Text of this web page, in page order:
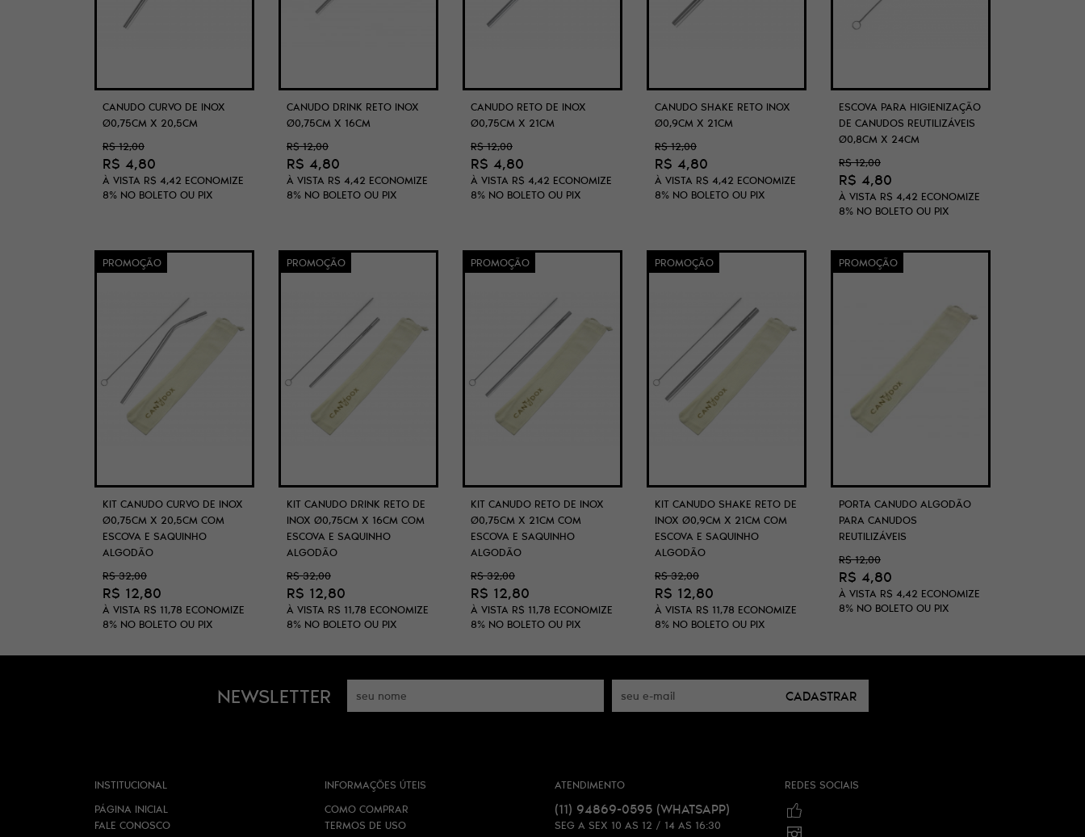
CANUDO CURVO DE INOX
Ø0,75CM X 20,5CM
R$ 12,00
R$ 4,80
À VISTA R$ 4,42 ECONOMIZE
8% NO BOLETO OU PIX
CANUDO DRINK RETO INOX
Ø0,75CM X 16CM
R$ 12,00
R$ 4,80
À VISTA R$ 4,42 ECONOMIZE
8% NO BOLETO OU PIX
CANUDO RETO DE INOX
Ø0,75CM X 21CM
R$ 12,00
R$ 4,80
À VISTA R$ 4,42 ECONOMIZE
8% NO BOLETO OU PIX
CANUDO SHAKE RETO INOX
Ø0,9CM X 21CM
R$ 12,00
R$ 4,80
À VISTA R$ 4,42 ECONOMIZE
8% NO BOLETO OU PIX
ESCOVA PARA HIGIENIZAÇÃO
DE CANUDOS REUTILIZÁVEIS
Ø0,8CM X 24CM
R$ 12,00
R$ 4,80
À VISTA R$ 4,42 ECONOMIZE
8% NO BOLETO OU PIX
PROMOÇÃO
KIT CANUDO CURVO DE INOX
Ø0,75CM X 20,5CM COM
ESCOVA E SAQUINHO
ALGODÃO
R$ 32,00
R$ 12,80
À VISTA R$ 11,78 ECONOMIZE
8% NO BOLETO OU PIX
PROMOÇÃO
KIT CANUDO DRINK RETO DE
INOX Ø0,75CM X 16CM COM
ESCOVA E SAQUINHO
ALGODÃO
R$ 32,00
R$ 12,80
À VISTA R$ 11,78 ECONOMIZE
8% NO BOLETO OU PIX
PROMOÇÃO
KIT CANUDO RETO DE INOX
Ø0,75CM X 21CM COM
ESCOVA E SAQUINHO
ALGODÃO
R$ 32,00
R$ 12,80
À VISTA R$ 11,78 ECONOMIZE
8% NO BOLETO OU PIX
PROMOÇÃO
KIT CANUDO SHAKE RETO DE
INOX Ø0,9CM X 21CM COM
ESCOVA E SAQUINHO
ALGODÃO
R$ 32,00
R$ 12,80
À VISTA R$ 11,78 ECONOMIZE
8% NO BOLETO OU PIX
PROMOÇÃO
PORTA CANUDO ALGODÃO
PARA CANUDOS
REUTILIZÁVEIS
R$ 12,00
R$ 4,80
À VISTA R$ 4,42 ECONOMIZE
8% NO BOLETO OU PIX
NEWSLETTER CADASTRAR
INSTITUCIONAL
PÁGINA INICIAL
FALE CONOSCO
INFORMAÇÕES ÚTEIS
COMO COMPRAR
TERMOS DE USO
ATENDIMENTO
(11) 94869-0595 (WHATSAPP)
SEG A SEX 10 AS 12 / 14 AS 16:30
REDES SOCIAIS